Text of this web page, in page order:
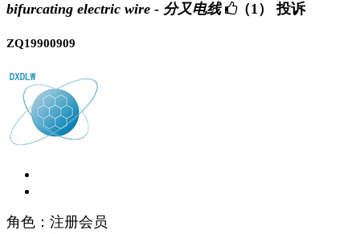
bifurcating electric wire - 分又电线 （1） 投诉
ZQ19900909
角色：注册会员